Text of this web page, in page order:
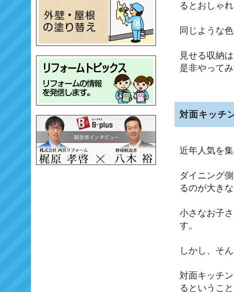
るとおしゃ
同じような
見せる収納
是非やって
対面キッチ
近年人気を
ダイニング
るのが大き
小さなお子
す。
しかし、そ
対面キッチ
るというこ